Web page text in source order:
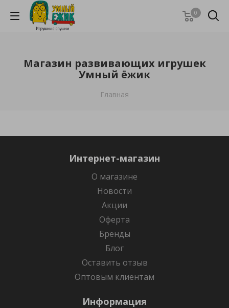
0
Магазин развивающих игрушек
Умный ёжик
Главная
Интернет-магазин
О магазине
Новости
Акции
Оферта
Бренды
Блог
Оставить отзыв
Оптовым клиентам
Информация